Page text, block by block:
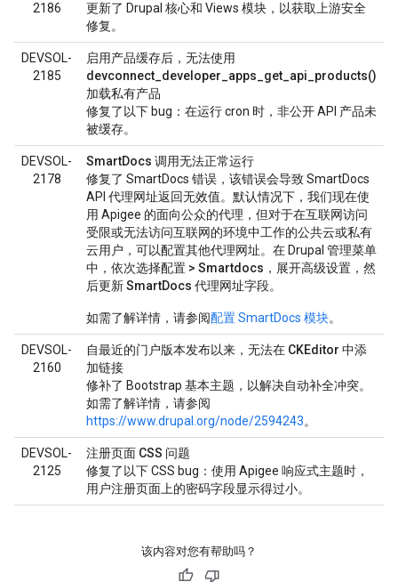
2186
更新了 Drupal 核心和 Views 模块，以获取上游安全
修复。
DEVSOL-
2185
启用产品缓存后，无法使用
devconnect_developer_apps_get_api_products()
加载私有产品
修复了以下 bug：在运行 cron 时，非公开 API 产品未
被缓存。
DEVSOL-
2178
SmartDocs 调用无法正常运行
修复了 SmartDocs 错误，该错误会导致 SmartDocs
API 代理网址返回无效值。默认情况下，我们现在使
用 Apigee 的面向公众的代理，但对于在互联网访问
受限或无法访问互联网的环境中工作的公共云或私有
云用户，可以配置其他代理网址。在 Drupal 管理菜单
中，依次选择配置 > Smartdocs ，展开高级设置 ，然
后更新SmartDocs 代理网址字段。
如需了解详情，请参阅配置 SmartDocs 模块。
DEVSOL-
2160
自最近的门户版本发布以来，无法在 CKEditor 中添
加链接
修补了 Bootstrap 基本主题，以解决自动补全冲突。
如需了解详情，请参阅
https://www.drupal.org/node/2594243。
DEVSOL-
2125
注册页面 CSS 问题
修复了以下 CSS bug：使用 Apigee 响应式主题时，
用户注册页面上的密码字段显示得过小。
该内容对您有帮助吗？